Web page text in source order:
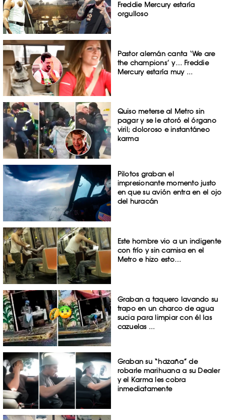
Freddie Mercury estaría
orgulloso
Pastor alemán canta ‘We are
the champions’ y… Freddie
Mercury estaría muy ...
Quiso meterse al Metro sin
pagar y se le atoró el órgano
viril; doloroso e instantáneo
karma
Pilotos graban el
impresionante momento justo
en que su avión entra en el ojo
del huracán
Este hombre vio a un indigente
con frío y sin camisa en el
Metro e hizo esto…
Graban a taquero lavando su
trapo en un charco de agua
sucia para limpiar con él las
cazuelas ...
Graban su “hazaña” de
robarle marihuana a su Dealer
y el Karma les cobra
inmediatamente